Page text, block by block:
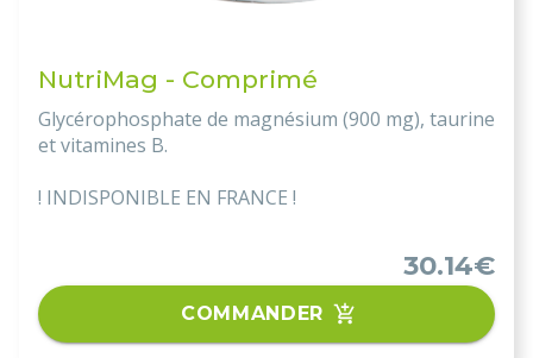
NutriMag - Comprimé
Glycérophosphate de magnésium (900 mg), taurine
et vitamines B.
! INDISPONIBLE EN FRANCE !
30.14€
COMMANDER